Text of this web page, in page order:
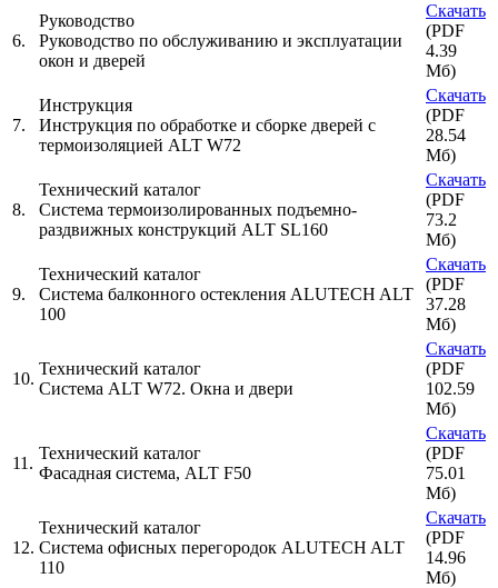
6.
Руководство
Руководство по обслуживанию и эксплуатации
окон и дверей
Скачать
(PDF
4.39
Мб)
7.
Инструкция
Инструкция по обработке и сборке дверей с
термоизоляцией ALT W72
Скачать
(PDF
28.54
Мб)
8.
Технический каталог
Система термоизолированных подъемно-
раздвижных конструкций ALT SL160
Скачать
(PDF
73.2
Мб)
9.
Технический каталог
Система балконного остекления ALUTECH ALT
100
Скачать
(PDF
37.28
Мб)
10.
Технический каталог
Система ALT W72. Окна и двери
Скачать
(PDF
102.59
Мб)
11.
Технический каталог
Фасадная система, ALT F50
Скачать
(PDF
75.01
Мб)
12.
Технический каталог
Система офисных перегородок ALUTECH ALT
110
Скачать
(PDF
14.96
Мб)